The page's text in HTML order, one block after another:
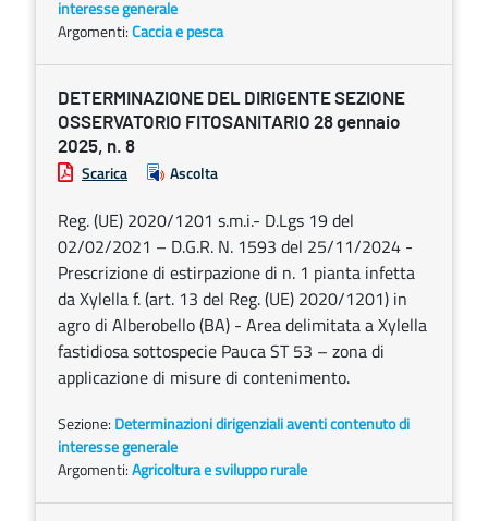
interesse generale
Argomenti:Caccia e pesca
DETERMINAZIONE DEL DIRIGENTE SEZIONE
OSSERVATORIO FITOSANITARIO 28 gennaio
2025, n. 8
Scarica Ascolta
Reg. (UE) 2020/1201 s.m.i.- D.Lgs 19 del
02/02/2021 – D.G.R. N. 1593 del 25/11/2024 -
Prescrizione di estirpazione di n. 1 pianta infetta
da Xylella f. (art. 13 del Reg. (UE) 2020/1201) in
agro di Alberobello (BA) - Area delimitata a Xylella
fastidiosa sottospecie Pauca ST 53 – zona di
applicazione di misure di contenimento.
Sezione: Determinazioni dirigenziali aventi contenuto di
interesse generale
Argomenti:Agricoltura e sviluppo rurale